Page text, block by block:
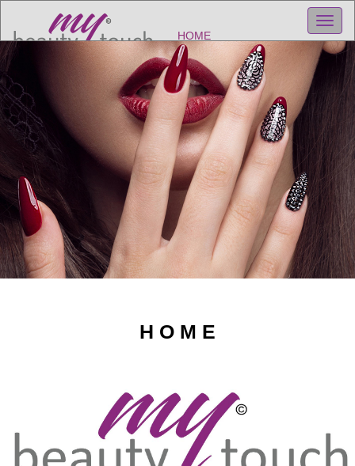
HOME
H O M E